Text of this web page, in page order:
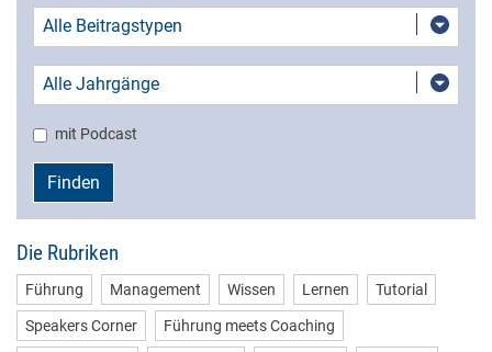
Alle Beitragstypen
Alle Jahrgänge
mit Podcast
Finden
Die Rubriken
Führung Management Wissen Lernen Tutorial
Speakers Corner Führung meets Coaching